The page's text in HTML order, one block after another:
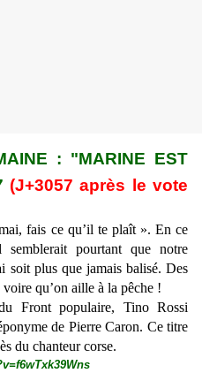
: "MARINE EST
(J+3057 après le vote
fais ce qu’il te plaît ». En ce
pourtant que notre
soit plus que jamais balisé. Des
qu’on aille à la pêche !
Front populaire, Tino Rossi
de Pierre Caron. Ce titre
du chanteur corse.